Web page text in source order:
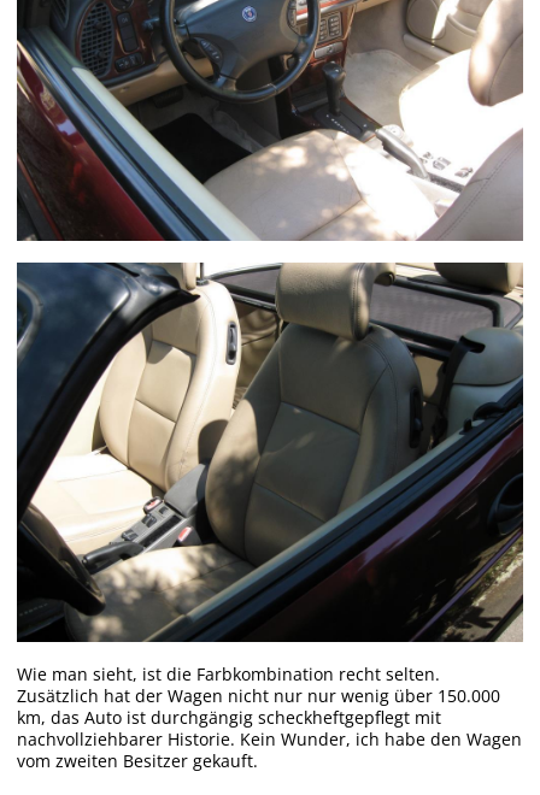
Wie man sieht, ist die Farbkombination recht selten.
Zusätzlich hat der Wagen nicht nur nur wenig über 150.000
km, das Auto ist durchgängig scheckheftgepflegt mit
nachvollziehbarer Historie. Kein Wunder, ich habe den Wagen
vom zweiten Besitzer gekauft.